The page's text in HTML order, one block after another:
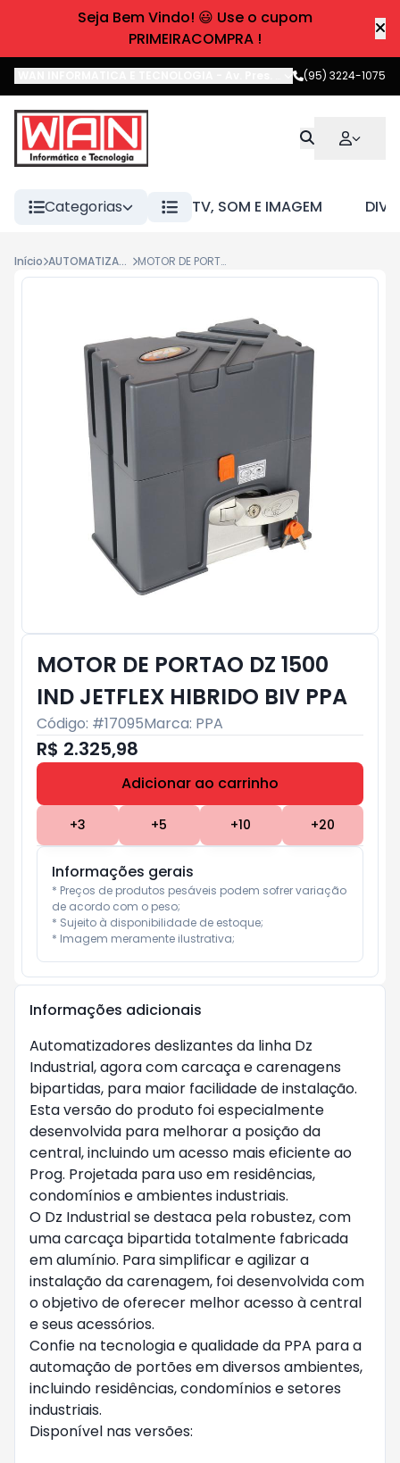
Seja Bem Vindo! 😃 Use o cupom
PRIMEIRACOMPRA !
Av. Pres. Castelo Branco,Boa
(95) 3224-1075
Categorias TV, SOM E IMAGEM
Início AUTOMATIZADOR MOTOR DE PORTAO DZ 1500 IND JETFLEX HIBRIDO BIV PPA
MOTOR DE PORTAO DZ 1500
IND JETFLEX HIBRIDO BIV PPA
Código: #17095Marca: PPA
R$ 2.325,98
Adicionar ao carrinho
+3 +5 +10 +20
Informações gerais
* Preços de produtos pesáveis podem sofrer variação
de acordo com o peso;
* Sujeito à disponibilidade de estoque;
* Imagem meramente ilustrativa;
Informações adicionais
Automatizadores deslizantes da linha Dz
Industrial, agora com carcaça e carenagens
bipartidas, para maior facilidade de instalação.
Esta versão do produto foi especialmente
desenvolvida para melhorar a posição da
central, incluindo um acesso mais eficiente ao
Prog. Projetada para uso em residências,
condomínios e ambientes industriais.
O Dz Industrial se destaca pela robustez, com
uma carcaça bipartida totalmente fabricada
em alumínio. Para simplificar e agilizar a
instalação da carenagem, foi desenvolvida com
o objetivo de oferecer melhor acesso à central
e seus acessórios.
Confie na tecnologia e qualidade da PPA para a
automação de portões em diversos ambientes,
incluindo residências, condomínios e setores
industriais.
Disponível nas versões: